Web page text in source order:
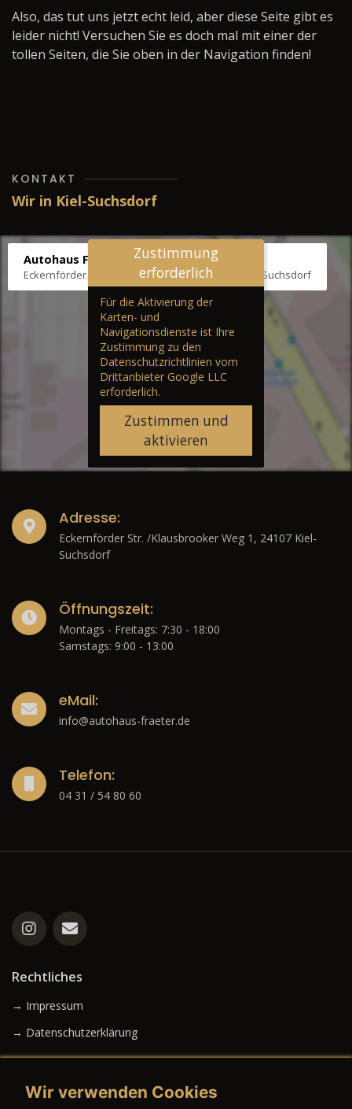
Also, das tut uns jetzt echt leid, aber diese Seite gibt es
leider nicht! Versuchen Sie es doch mal mit einer der
tollen Seiten, die Sie oben in der Navigation finden!
KONTAKT
Wir in Kiel-Suchsdorf
Autohaus Fräter
Eckernförder Str. /Klausbrooker Weg 1, 24107 Kiel-Suchsdorf
Zustimmung
erforderlich
Für die Aktivierung der
Karten- und
Navigationsdienste ist Ihre
Zustimmung zu den
Datenschutzrichtlinien vom
Drittanbieter Google LLC
erforderlich.
Zustimmen und
aktivieren
Adresse:
Eckernförder Str. /Klausbrooker Weg 1, 24107 Kiel-
Suchsdorf
Öffnungszeit:
Montags - Freitags: 7:30 - 18:00
Samstags: 9:00 - 13:00
eMail:
info@autohaus-fraeter.de
Telefon:
04 31 / 54 80 60
Rechtliches
→ Impressum
→ Datenschutzerklärung
Wir verwenden Cookies